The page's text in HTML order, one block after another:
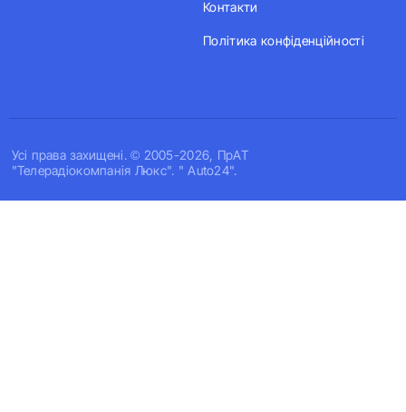
Усi права захищенi. © 2005-2026, ПрАТ
"Телерадіокомпанія Люкс". " Auto24".
Контакти
Політика конфіденційності